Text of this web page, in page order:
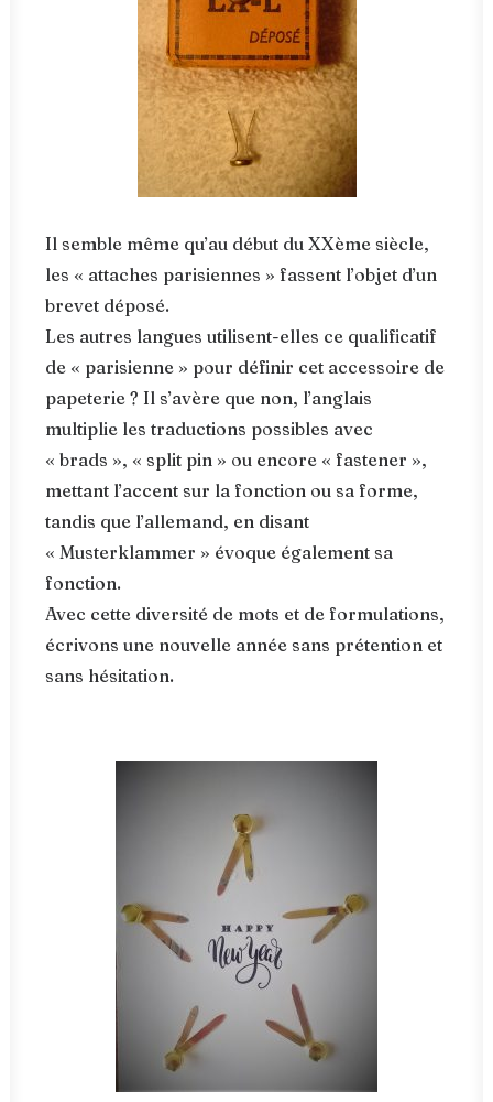
Il semble même qu’au début du XXème siècle,
les « attaches parisiennes » fassent l’objet d’un
brevet déposé.
Les autres langues utilisent-elles ce qualificatif
de « parisienne » pour définir cet accessoire de
papeterie ? Il s’avère que non, l’anglais
multiplie les traductions possibles avec
« brads », « split pin » ou encore « fastener »,
mettant l’accent sur la fonction ou sa forme,
tandis que l’allemand, en disant
« Musterklammer » évoque également sa
fonction.
Avec cette diversité de mots et de formulations,
écrivons une nouvelle année sans prétention et
sans hésitation.